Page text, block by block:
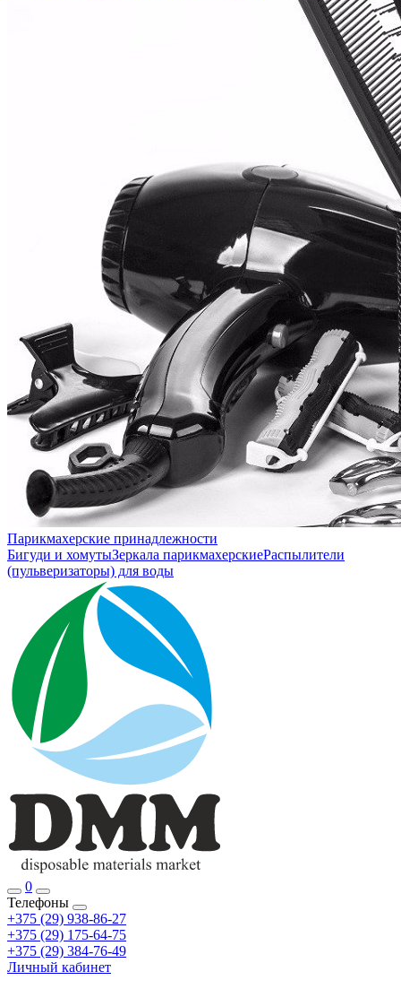
Парикмахерские принадлежности
Бигуди и хомутыЗеркала парикмахерскиеРаспылители
(пульверизаторы) для воды
0
Телефоны
+375 (29) 938-86-27
+375 (29) 175-64-75
+375 (29) 384-76-49
Личный кабинет